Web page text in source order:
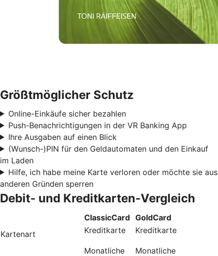
Größtmöglicher Schutz
Online-Einkäufe sicher bezahlen
Push-Benachrichtigungen in der VR Banking App
Ihre Ausgaben auf einen Blick
(Wunsch-)PIN für den Geldautomaten und den Einkauf
im Laden
Hilfe, ich habe meine Karte verloren oder möchte sie aus
anderen Gründen sperren
Debit- und Kreditkarten-Vergleich
ClassicCard GoldCard
Kartenart
Kreditkarte Kreditkarte
Monatliche
Monatliche